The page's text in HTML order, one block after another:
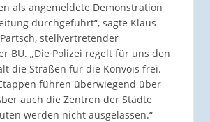
als angemeldete Demonstration
durchgeführt“, sagte Klaus
stellvertretender
BU. „Die Polizei regelt für uns den
die Straßen für die Konvois frei.
führen überwiegend über
auch die Zentren der Städte
werden nicht ausgelassen.“